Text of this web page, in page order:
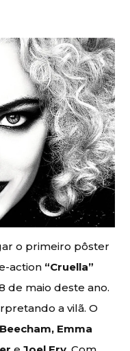
o primeiro pôster
action “Cruella”
de maio deste ano.
a vilã. O
Emma